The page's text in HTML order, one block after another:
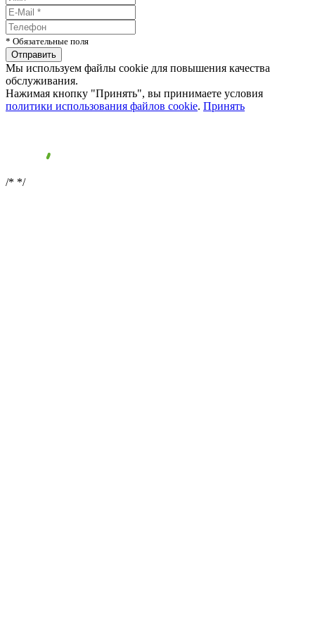
* Обязательные поля
Мы используем файлы cookie для повышения качества
обслуживания.
Нажимая кнопку "Принять", вы принимаете условия
политики использования файлов cookie. Принять
/* */